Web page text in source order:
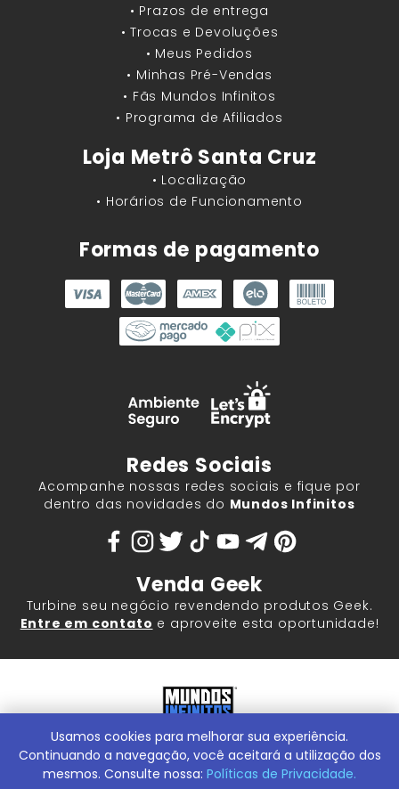
• Prazos de entrega
• Trocas e Devoluções
• Meus Pedidos
• Minhas Pré-Vendas
• Fãs Mundos Infinitos
• Programa de Afiliados
Loja Metrô Santa Cruz
• Localização
• Horários de Funcionamento
Formas de pagamento
Redes Sociais
Acompanhe nossas redes sociais e fique por
dentro das novidades do Mundos Infinitos
Venda Geek
Turbine seu negócio revendendo produtos Geek.
Entre em contato e aproveite esta oportunidade!
Mundos Infinitos - Publicações e Geek Store |ContentStuff
Publicações e Assinaturas Ltda. CNPJ - 05.859.917/0001-60.
Conheça nossa Loja Física:Rua Machado Bitencourt, 291 -
Usamos cookies para melhorar sua experiência.
Continuando a navegação, você aceitará a utilização dos
mesmos. Consulte nossa: Políticas de Privacidade.